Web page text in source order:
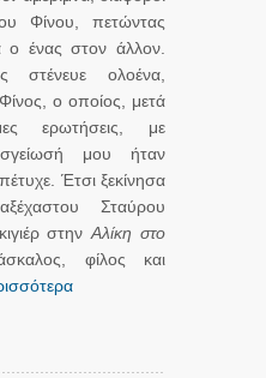
Φίνου, πετώντας
ένας στον άλλον.
ολοένα,
ο οποίος, μετά
ερωτήσεις, με
μου ήταν
Έτσι ξεκίνησα
Σταύρου
στηνΑλίκη στο
φίλος και